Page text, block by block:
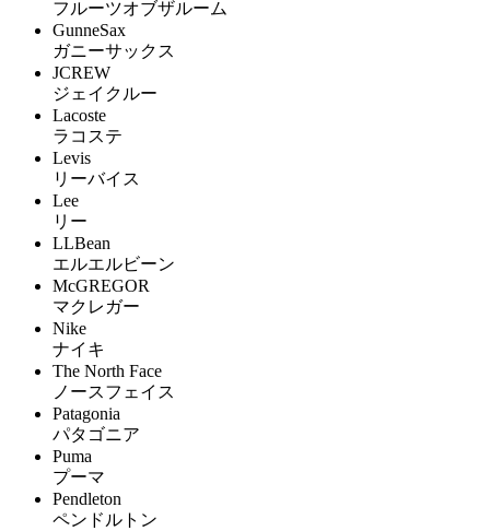
フルーツオブザルーム
GunneSax
ガニーサックス
JCREW
ジェイクルー
Lacoste
ラコステ
Levis
リーバイス
Lee
リー
LLBean
エルエルビーン
McGREGOR
マクレガー
Nike
ナイキ
The North Face
ノースフェイス
Patagonia
パタゴニア
Puma
プーマ
Pendleton
ペンドルトン